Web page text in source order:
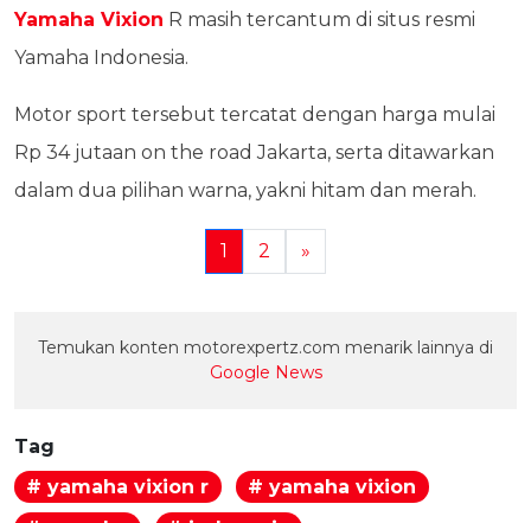
Yamaha Vixion R masih tercantum di situs resmi
Yamaha Indonesia.
Motor sport tersebut tercatat dengan harga mulai
Rp 34 jutaan on the road Jakarta, serta ditawarkan
dalam dua pilihan warna, yakni hitam dan merah.
1 2 »
Temukan konten motorexpertz.com menarik lainnya di
Google News
Tag
# yamaha vixion r
# yamaha vixion